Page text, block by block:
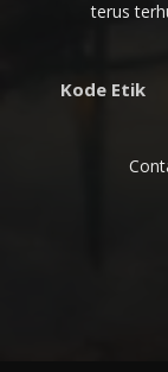
terus
Kode Etik